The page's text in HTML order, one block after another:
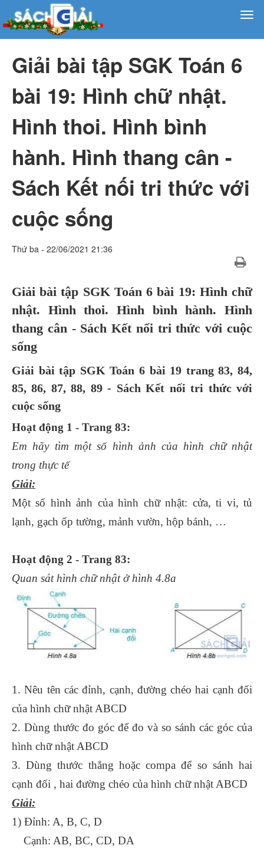
Giải bài tập SGK Toán 6
bài 19: Hình chữ nhật.
Hình thoi. Hình bình
hành. Hình thang cân -
Sách Kết nối tri thức với
cuộc sống
Thứ ba - 22/06/2021 21:36
Giải bài tập SGK Toán 6 bài 19: Hình chữ
nhật. Hình thoi. Hình bình hành. Hình
thang cân - Sách Kết nối tri thức với cuộc
sống
Giải bài tập SGK Toán 6 bài 19 trang 83, 84,
85, 86, 87, 88, 89 - Sách Kết nối tri thức với
cuộc sống
Hoạt động 1 - Trang 83:
Em hãy tìm một số hình ảnh của hình chữ nhật
trong thực tế
Giải:
Một số hình ảnh của hình chữ nhật: cửa, ti vi, tủ
lạnh, gạch ốp tường, mảnh vườn, hộp bánh, …
Hoạt động 2 - Trang 83:
Quan sát hình chữ nhật ở hình 4.8a
1. Nêu tên các đỉnh, cạnh, đường chéo hai cạnh đối
của hình chữ nhật ABCD
2. Dùng thước đo góc để đo và so sánh các góc của
hình chữ nhật ABCD
3. Dùng thước thẳng hoặc compa để so sánh hai
cạnh đối , hai đường chéo của hình chữ nhật ABCD
Giải:
1) Đỉnh: A, B, C, D
Cạnh: AB, BC, CD, DA